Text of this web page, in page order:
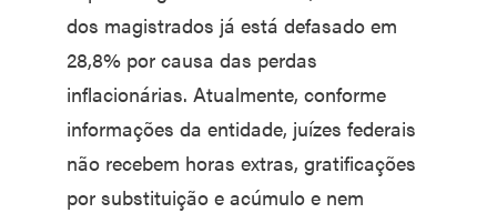
dos magistrados já está defasado em
28,8% por causa das perdas
inflacionárias. Atualmente, conforme
informações da entidade, juízes federais
não recebem horas extras, gratificações
por substituição e acúmulo e nem